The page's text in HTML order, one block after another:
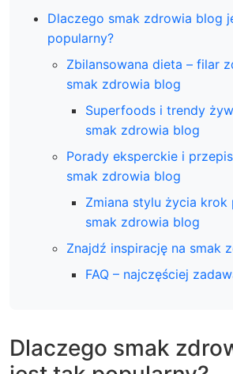
Dlaczego smak zdrowia blog
popularny?
Zbilansowana dieta – filar
smak zdrowia blog
Superfoods i trendy
smak zdrowia blog
Porady eksperckie i
smak zdrowia blog
Zmiana stylu życia krok
smak zdrowia blog
Znajdź inspirację na smak
FAQ – najczęściej
Dlaczego smak